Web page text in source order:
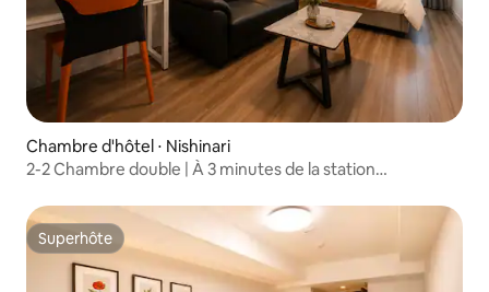
Chambre d'hôtel ⋅ Nishinari
2-2 Chambre double | À 3 minutes de la station
minutes du métro Namba-Shinsaibashi | Appartement
entier, pratique pour la vie quotidienne | Pour 2 personnes
Superhôte
Superhôte